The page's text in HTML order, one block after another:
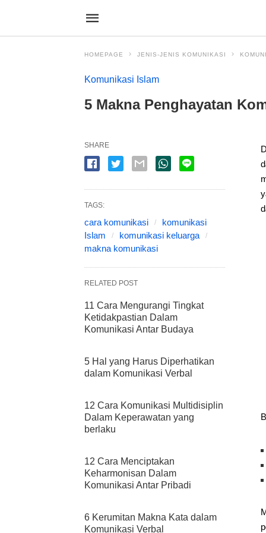
HOMEPAGE JENIS-JENIS KOMUNIKASI
Komunikasi Islam
5 Makna Penghayatan
SHARE
TAGS:
cara komunikasi
komunikasi
Islam
komunikasi keluarga
makna komunikasi
RELATED POST
11 Cara Mengurangi Tingkat
Ketidakpastian Dalam
Komunikasi Antar Budaya
5 Hal yang Harus Diperhatikan
dalam Komunikasi Verbal
12 Cara Komunikasi Multidisiplin
Dalam Keperawatan yang
berlaku
12 Cara Menciptakan
Keharmonisan Dalam
Komunikasi Antar Pribadi
6 Kerumitan Makna Kata dalam
Komunikasi Verbal